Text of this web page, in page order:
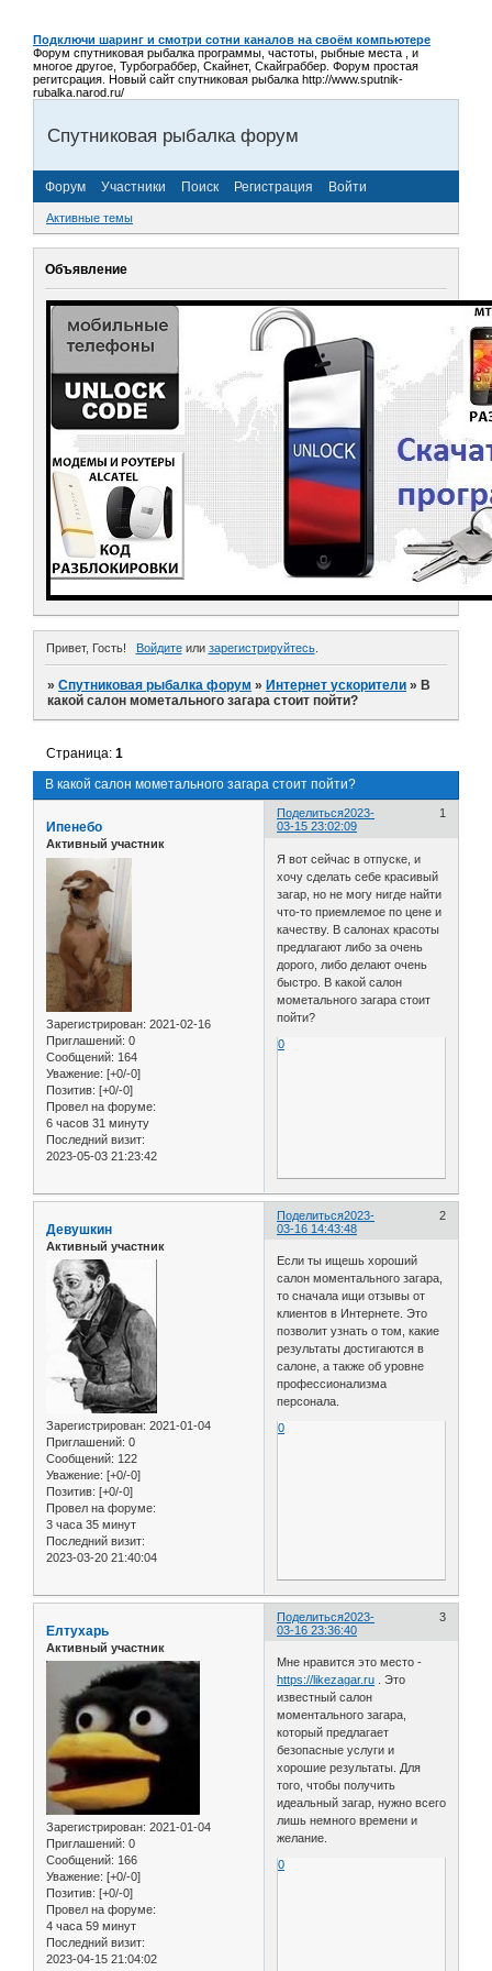
Подключи шаринг и смотри сотни каналов на своём компьютере
Форум спутниковая рыбалка программы, частоты, рыбные места , и
многое другое, Турбограббер, Скайнет, Скайграббер. Форум простая
регитсрация. Новый сайт спутниковая рыбалка http://www.sputnik-
rubalka.narod.ru/
Спутниковая рыбалка форум
Форум Участники Поиск Регистрация Войти
Активные темы
Объявление
Привет, Гость! Войдитеили зарегистрируйтесь.
»Спутниковая рыбалка форум » Интернет ускорители » В
какой салон мометального загара стоит пойти?
В какой салон мометального загара стоит пойти?
Страница:1
Поделиться 1
2023-
03-15 23:02:09
Ипенебо
Активный участник
Зарегистрирован: 2021-02-16
Приглашений: 0
Сообщений: 164
Уважение: [+0/-0]
Позитив: [+0/-0]
Провел на форуме:
6 часов 31 минуту
Последний визит:
2023-05-03 21:23:42
Я вот сейчас в отпуске, и
хочу сделать себе красивый
загар, но не могу нигде найти
что-то приемлемое по цене и
качеству. В салонах красоты
предлагают либо за очень
дорого, либо делают очень
быстро. В какой салон
мометального загара стоит
пойти?
0
Поделиться 2
2023-
03-16 14:43:48
Девушкин
Активный участник
Зарегистрирован: 2021-01-04
Приглашений: 0
Сообщений: 122
Уважение: [+0/-0]
Позитив: [+0/-0]
Провел на форуме:
3 часа 35 минут
Последний визит:
2023-03-20 21:40:04
Если ты ищешь хороший
салон моментального загара,
то сначала ищи отзывы от
клиентов в Интернете. Это
позволит узнать о том, какие
результаты достигаются в
салоне, а также об уровне
профессионализма
персонала.
0
Поделиться 3
2023-
03-16 23:36:40
Елтухарь
Активный участник
Зарегистрирован: 2021-01-04
Приглашений: 0
Сообщений: 166
Уважение: [+0/-0]
Позитив: [+0/-0]
Провел на форуме:
4 часа 59 минут
Последний визит:
2023-04-15 21:04:02
Мне нравится это место -
https://likezagar.ru . Это
известный салон
моментального загара,
который предлагает
безопасные услуги и
хорошие результаты. Для
того, чтобы получить
идеальный загар, нужно всего
лишь немного времени и
желание.
0